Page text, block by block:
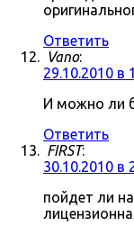
Ответить
Vano:
29.10.2010 в
И можно ли
Ответить
FIRST:
30.10.2010 в
пойдет ли